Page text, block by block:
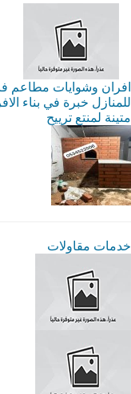
افران وشوايات مطاعم
للمنازل خبرة في بناء
متينة لمنتع ترييح
خدمات مقاولات